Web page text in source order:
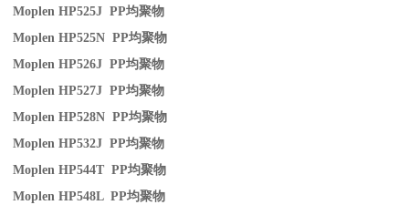
Moplen HP525J PP均聚物
Moplen HP525N PP均聚物
Moplen HP526J PP均聚物
Moplen HP527J PP均聚物
Moplen HP528N PP均聚物
Moplen HP532J PP均聚物
Moplen HP544T PP均聚物
Moplen HP548L PP均聚物